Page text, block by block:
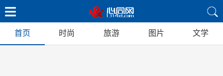
首页 时尚 旅游 图片 文学